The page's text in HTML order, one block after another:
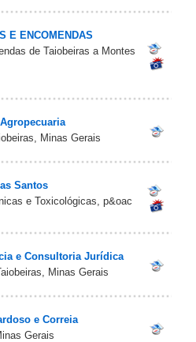
E ENCOMENDAS
de Taiobeiras a Montes
Minas Gerais
Santos
e Toxicológicas, p&oac
e Consultoria Jurídica
Minas Gerais
e Correia
Gerais